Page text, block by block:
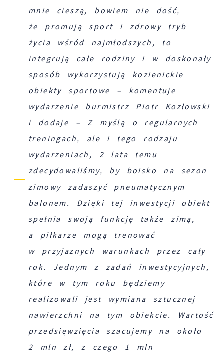
mnie cieszą, bowiem nie dość,
że promują sport i zdrowy tryb
życia wśród najmłodszych, to
integrują całe rodziny i w doskonały
sposób wykorzystują kozienickie
obiekty sportowe – komentuje
wydarzenie burmistrz Piotr Kozłowski
i dodaje – Z myślą o regularnych
treningach, ale i tego rodzaju
wydarzeniach, 2 lata temu
zdecydowaliśmy, by boisko na sezon
zimowy zadaszyć pneumatycznym
balonem. Dzięki tej inwestycji obiekt
spełnia swoją funkcję także zimą,
a piłkarze mogą trenować
w przyjaznych warunkach przez cały
rok. Jednym z zadań inwestycyjnych,
które w tym roku będziemy
realizowali jest wymiana sztucznej
nawierzchni na tym obiekcie. Wartość
przedsięwzięcia szacujemy na około
2 mln zł, z czego 1 mln